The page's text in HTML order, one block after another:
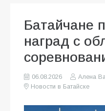
Батайчане
наград с
06.08.2026
Алена
Новости в Батайске